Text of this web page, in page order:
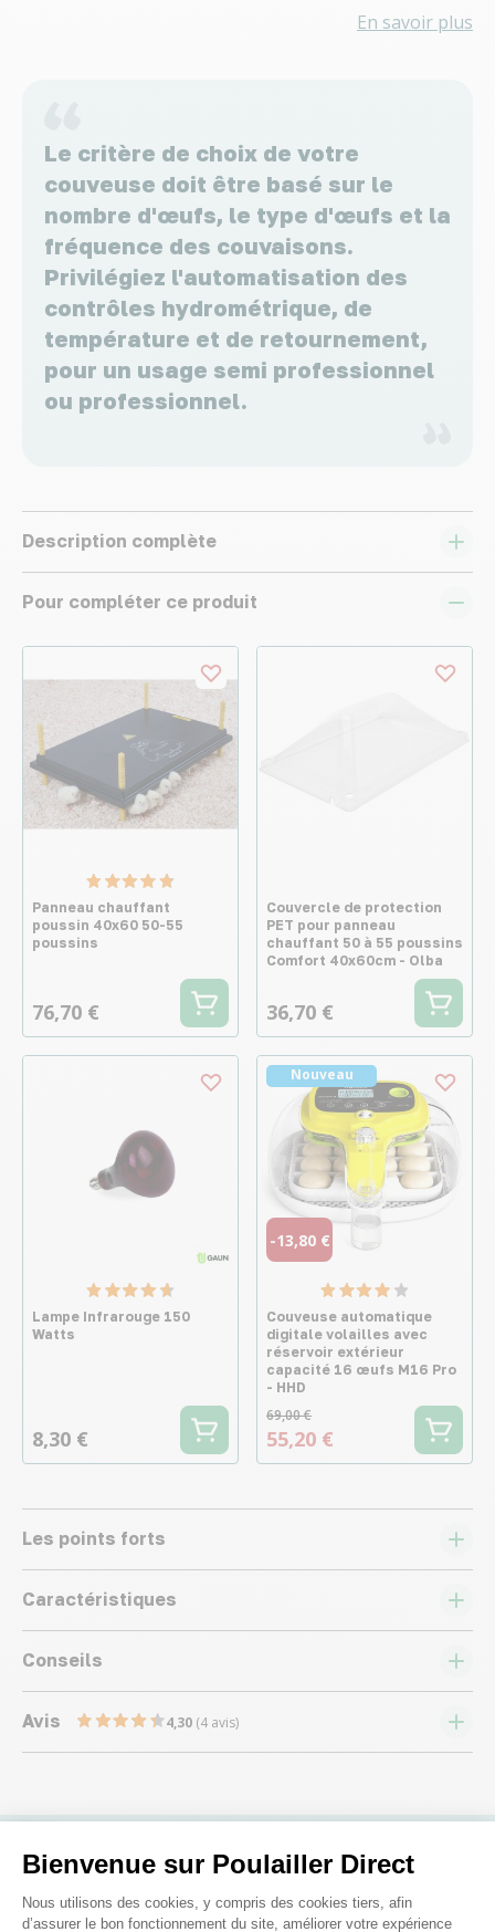
Bienvenue sur Poulailler Direct
Plateforme de Gestion du
Nous utilisons des cookies, y compris des cookies tiers, afin
d’assurer le bon fonctionnement du site, améliorer votre expérience
En savoir plus
Le critère de choix de votre
couveuse doit être basé sur le
nombre d'œufs, le type d'œufs et la
fréquence des couvaisons.
Privilégiez l'automatisation des
contrôles hydrométrique, de
température et de retournement,
pour un usage semi professionnel
ou professionnel.
Description complète
Pour compléter ce produit
Panneau chauffant
poussin 40x60 50-55
poussins
76,70 €
Couvercle de protection
PET pour panneau
chauffant 50 à 55 poussins
Comfort 40x60cm - Olba
36,70 €
Lampe Infrarouge 150
Watts
8,30 €
Nouveau
-13,80 €
Couveuse automatique
digitale volailles avec
réservoir extérieur
capacité 16 œufs M16 Pro
- HHD
69,00 €
55,20 €
Les points forts
Caractéristiques
Conseils
Avis 4,30 (4 avis)
questions ;)